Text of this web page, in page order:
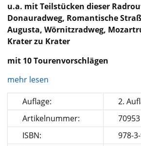
u.a. mit Teilstücken dieser
Donauradweg, Romantische
Augusta, Wörnitzradweg,
Krater zu Krater
mit 10 Tourenvorschlägen
mehr lesen
Auflage:
2.
Artikelnummer:
70953
ISBN:
978-